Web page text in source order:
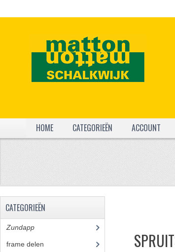
HOME
CATEGORIEËN ACCOUNT
CATEGORIEËN
Zundapp
frame delen